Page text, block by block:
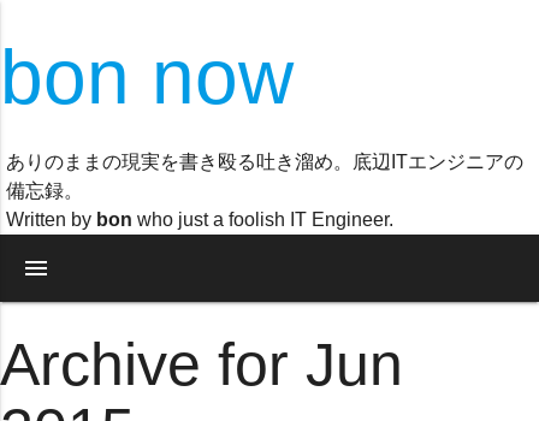
bon now
ありのままの現実を書き殴る吐き溜め。底辺ITエンジニアの
備忘録。
Written by bon who just a foolish IT Engineer.
menu
Archive for Jun